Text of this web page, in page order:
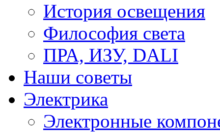
История освещения
Философия света
ПРА, ИЗУ, DALI
Наши советы
Электрика
Электронные